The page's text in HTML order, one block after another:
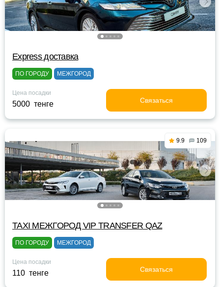
Express доставка
ПО ГОРОДУ МЕЖГОРОД
Цена посадки
5000 тенге Связаться
9.9 109
TAXI МЕЖГОРОД VIP TRANSFER QАZ
ПО ГОРОДУ МЕЖГОРОД
Цена посадки
110 тенге Связаться